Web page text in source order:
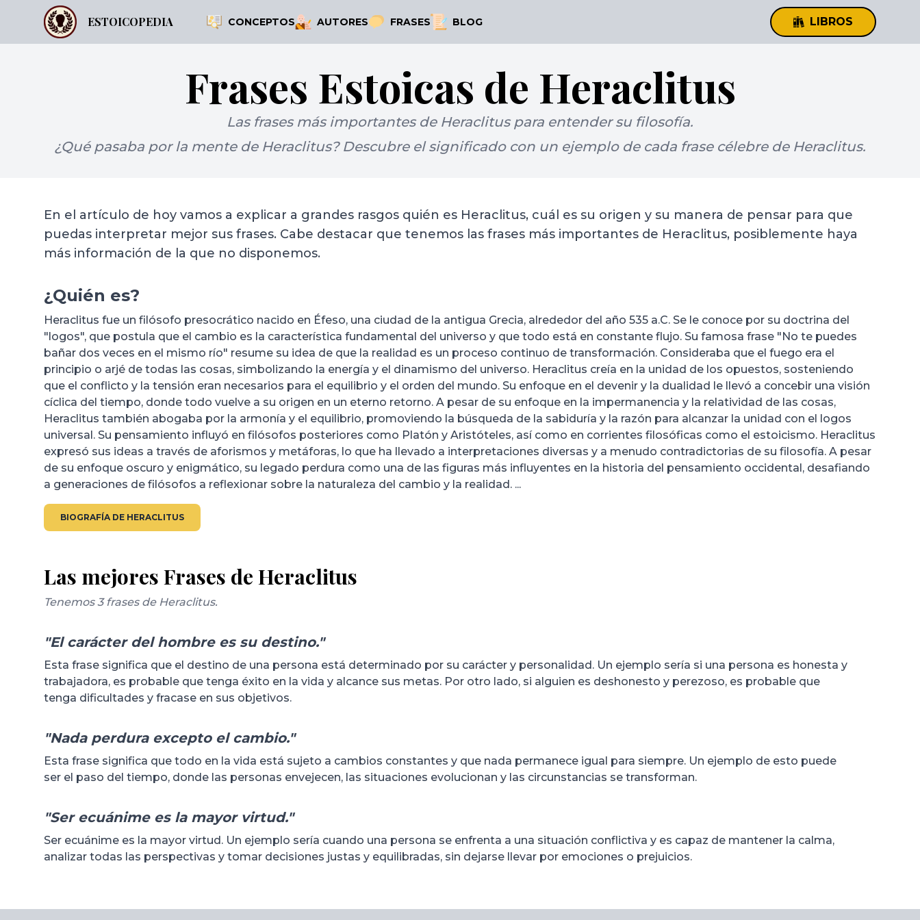
ESTOICOPEDIA CONCEPTOS AUTORES FRASES BLOG LIBROS
Frases Estoicas de Heraclitus
Las frases más importantes de Heraclitus para entender su filosofía.
¿Qué pasaba por la mente de Heraclitus? Descubre el significado con un ejemplo de cada frase célebre de Heraclitus.
En el artículo de hoy vamos a explicar a grandes rasgos quién es Heraclitus, cuál es su origen y su manera de pensar para que
puedas interpretar mejor sus frases. Cabe destacar que tenemos las frases más importantes de Heraclitus, posiblemente haya
más información de la que no disponemos.
¿Quién es?
Heraclitus fue un filósofo presocrático nacido en Éfeso, una ciudad de la antigua Grecia, alrededor del año 535 a.C. Se le conoce por su doctrina del
"logos", que postula que el cambio es la característica fundamental del universo y que todo está en constante flujo. Su famosa frase "No te puedes
bañar dos veces en el mismo río" resume su idea de que la realidad es un proceso continuo de transformación. Consideraba que el fuego era el
principio o arjé de todas las cosas, simbolizando la energía y el dinamismo del universo. Heraclitus creía en la unidad de los opuestos, sosteniendo
que el conflicto y la tensión eran necesarios para el equilibrio y el orden del mundo. Su enfoque en el devenir y la dualidad le llevó a concebir una visión
cíclica del tiempo, donde todo vuelve a su origen en un eterno retorno. A pesar de su enfoque en la impermanencia y la relatividad de las cosas,
Heraclitus también abogaba por la armonía y el equilibrio, promoviendo la búsqueda de la sabiduría y la razón para alcanzar la unidad con el logos
universal. Su pensamiento influyó en filósofos posteriores como Platón y Aristóteles, así como en corrientes filosóficas como el estoicismo. Heraclitus
expresó sus ideas a través de aforismos y metáforas, lo que ha llevado a interpretaciones diversas y a menudo contradictorias de su filosofía. A pesar
de su enfoque oscuro y enigmático, su legado perdura como una de las figuras más influyentes en la historia del pensamiento occidental, desafiando
a generaciones de filósofos a reflexionar sobre la naturaleza del cambio y la realidad. ...
BIOGRAFÍA DE HERACLITUS
Las mejores Frases de Heraclitus
Tenemos 3 frases de Heraclitus.
"El carácter del hombre es su destino."
Esta frase significa que el destino de una persona está determinado por su carácter y personalidad. Un ejemplo sería si una persona es honesta y
trabajadora, es probable que tenga éxito en la vida y alcance sus metas. Por otro lado, si alguien es deshonesto y perezoso, es probable que
tenga dificultades y fracase en sus objetivos.
"Nada perdura excepto el cambio."
Esta frase significa que todo en la vida está sujeto a cambios constantes y que nada permanece igual para siempre. Un ejemplo de esto puede
ser el paso del tiempo, donde las personas envejecen, las situaciones evolucionan y las circunstancias se transforman.
"Ser ecuánime es la mayor virtud."
Ser ecuánime es la mayor virtud. Un ejemplo sería cuando una persona se enfrenta a una situación conflictiva y es capaz de mantener la calma,
analizar todas las perspectivas y tomar decisiones justas y equilibradas, sin dejarse llevar por emociones o prejuicios.